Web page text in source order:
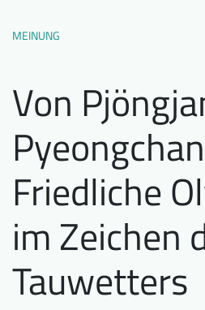
MEINUNG
Von
Friedliche
im Zeichen
Tauwetters